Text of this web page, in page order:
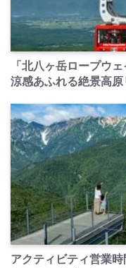
「北八ヶ岳ロープウ
涼感あふれる絶景高原
アクティビティ営業